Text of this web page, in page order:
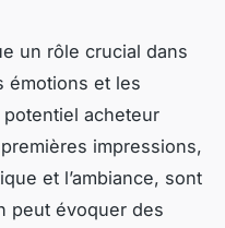
un rôle crucial dans
émotions et les
potentiel acheteur
impressions,
et l’ambiance, sont
peut évoquer des